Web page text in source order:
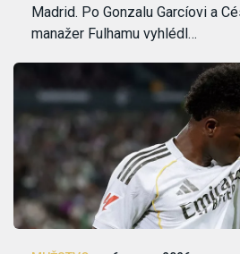
Madrid. Po Gonzalu Garcíovi a
manažer Fulhamu vyhlédl…